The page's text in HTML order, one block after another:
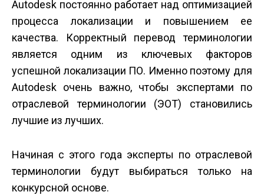
Autodesk постоянно работает над оптимизацией
процесса локализации и повышением ее
качества. Корректный перевод терминологии
является одним из ключевых факторов
успешной локализации ПО. Именно поэтому для
Autodesk очень важно, чтобы экспертами по
отраслевой терминологии (ЭОТ) становились
лучшие из лучших.
Начиная с этого года эксперты по отраслевой
терминологии будут выбираться только на
конкурсной основе.